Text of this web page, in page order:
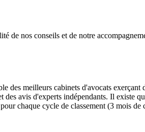
de nos conseils et de notre
des meilleurs cabinets d'avocats
avis d'experts indépendants. Il existe
chaque cycle de classement (3 mois